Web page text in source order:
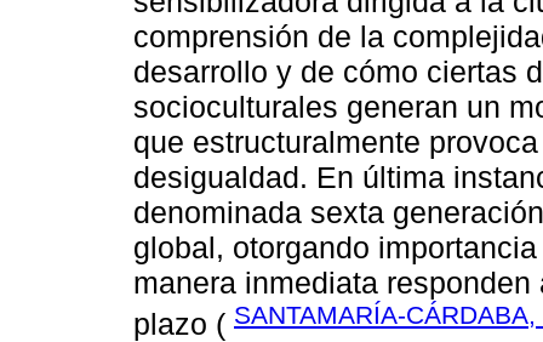
comprensión de la
desarrollo y de cómo ciertas
socioculturales generan un
que estructuralmente
desigualdad. En última
denominada sexta
global, otorgando
manera inmediata
plazo ( SANTAMARÍA-